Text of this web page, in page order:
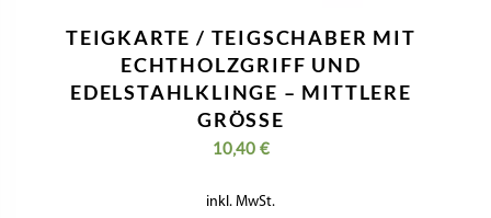
TEIGKARTE / TEIGSCHABER MIT
ECHTHOLZGRIFF UND
EDELSTAHLKLINGE – MITTLERE
GRÖSSE
10,40 €
inkl. MwSt.